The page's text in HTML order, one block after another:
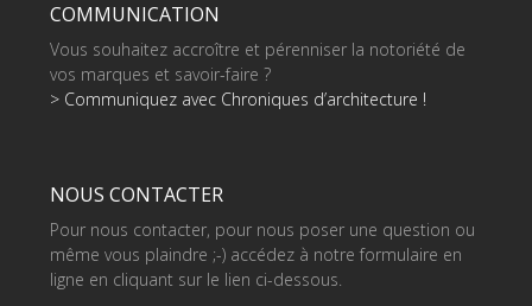
COMMUNICATION
Vous souhaitez accroître et pérenniser la notoriété de
vos marques et savoir-faire ?
> Communiquez avec Chroniques d’architecture !
NOUS CONTACTER
Pour nous contacter, pour nous poser une question ou
même vous plaindre ;-) accédez à notre formulaire en
ligne en cliquant sur le lien ci-dessous.